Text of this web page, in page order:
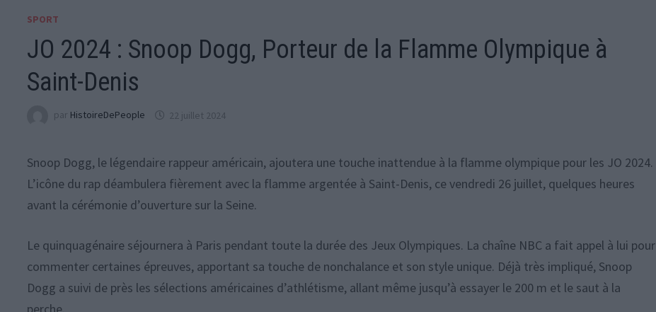
SPORT
JO 2024 : Snoop Dogg, Porteur de la Flamme Olympique à
Saint-Denis
par HistoireDePeople 22 juillet 2024
Snoop Dogg, le légendaire rappeur américain, ajoutera une touche inattendue à la flamme olympique pour les JO 2024.
L’icône du rap déambulera fièrement avec la flamme argentée à Saint-Denis, ce vendredi 26 juillet, quelques heures
avant la cérémonie d’ouverture sur la Seine.
Le quinquagénaire séjournera à Paris pendant toute la durée des Jeux Olympiques. La chaîne NBC a fait appel à lui pour
commenter certaines épreuves, apportant sa touche de nonchalance et son style unique. Déjà très impliqué, Snoop
Dogg a suivi de près les sélections américaines d’athlétisme, allant même jusqu’à essayer le 200 m et le saut à la